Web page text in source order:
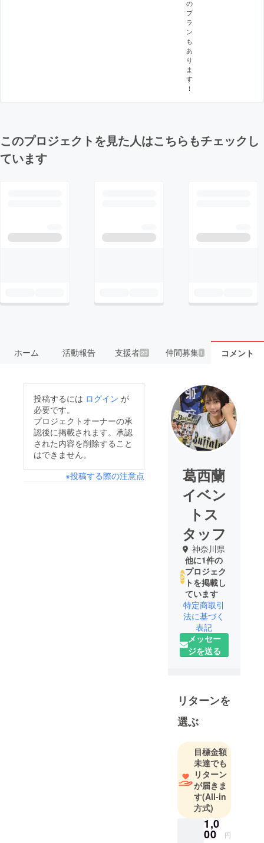
の
プ
ラ
ン
も
あ
り
ま
す
！
このプロジェクトを見た人はこちらもチェックし
ています
ホーム 活動報告 支援者 23 仲間募集 1 コメント
投稿するには ログイン が
必要です。
プロジェクトオーナーの承
認後に掲載されます。承認
された内容を削除すること
はできません。
※投稿する際の注意点
葛西蘭
イベン
トス
タッフ
神奈川県
他に1件の
プロジェク
トを掲載し
ています
特定商取引
法に基づく
表記
メッセー
ジを送る
リターンを
選ぶ
目標金額
未達でも
リターン
が届きま
す(All-in
方式)
1,0
00 円